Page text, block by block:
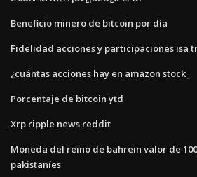
Beneficio minero de bitcoin por día
Fidelidad acciones y participaciones isa
¿cuántas acciones hay en amazon stock_
Porcentaje de bitcoin ytd
Xrp ripple news reddit
Moneda del reino de bahrein valor de
pakistaníes